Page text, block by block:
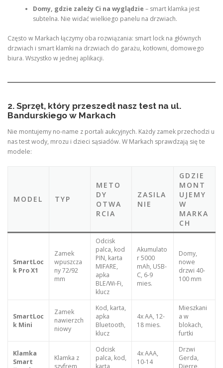
Domy, gdzie zależy Ci na wyglądzie – smart klamka jest
subtelna. Nie widać wielkiego panelu na drzwiach.
Często w Markach łączymy oba rozwiązania: smart lock na głównych
drzwiach i smart klamki na drzwiach do garażu, kotłowni, domowego
biura. Wszystko w jednej aplikacji.
2. Sprzęt, który przeszedł nasz test na ul.
Bandurskiego w Markach
Nie montujemy no-name z portali aukcyjnych. Każdy zamek przechodzi u
nas test wody, mrozu i dzieci sąsiadów. W Markach sprawdzają się te
modele:
MODEL TYP
METO
DY
OTWA
RCIA
ZASILA
NIE
GDZIE
MONT
UJEMY
W
MARKA
CH
SmartLoc
k Pro X1
Zamek
wpuszcza
ny 72/92
mm
Odcisk
palca, kod
PIN, karta
MIFARE,
apka
BLE/Wi-Fi,
klucz
Akumulato
r 5000
mAh, USB-
C, 6-9
mies.
Domy,
nowe
drzwi 40-
100 mm
SmartLoc
k Mini
Zamek
nawierzch
niowy
Kod, karta,
apka
Bluetooth,
klucz
4x AA, 12-
18 mies.
Mieszkani
a w
blokach,
furtki
Klamka
Smart
Klamka z
szyfrem
Odcisk
palca, kod,
karta,
4x AAA,
10-14
Drzwi
Gerda,
Dierre,